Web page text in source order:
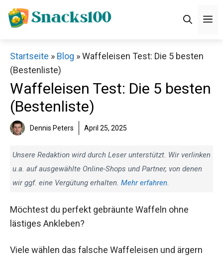
Zum
Inhalt
Startseite » Blog »Waffeleisen Test: Die 5 besten
(Bestenliste)
Waffeleisen Test: Die 5 besten
(Bestenliste)
Dennis Peters April 25, 2025
Unsere Redaktion wird durch Leser unterstützt. Wir verlinken
u.a. auf ausgewählte Online-Shops und Partner, von denen
wir ggf. eine Vergütung erhalten. Mehr erfahren.
Möchtest du perfekt gebräunte Waffeln ohne
lästiges Ankleben?
Viele wählen das falsche Waffeleisen und ärgern